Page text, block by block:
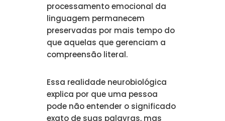
processamento emocional da
linguagem permanecem
preservadas por mais tempo do
que aquelas que gerenciam a
compreensão literal.
Essa realidade neurobiológica
explica por que uma pessoa
pode não entender o significado
exato de suas palavras, mas